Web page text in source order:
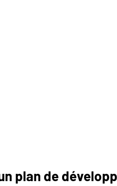
plan de